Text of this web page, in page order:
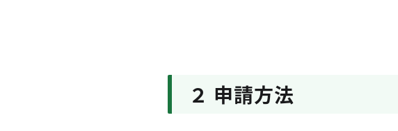
２ 申請方法